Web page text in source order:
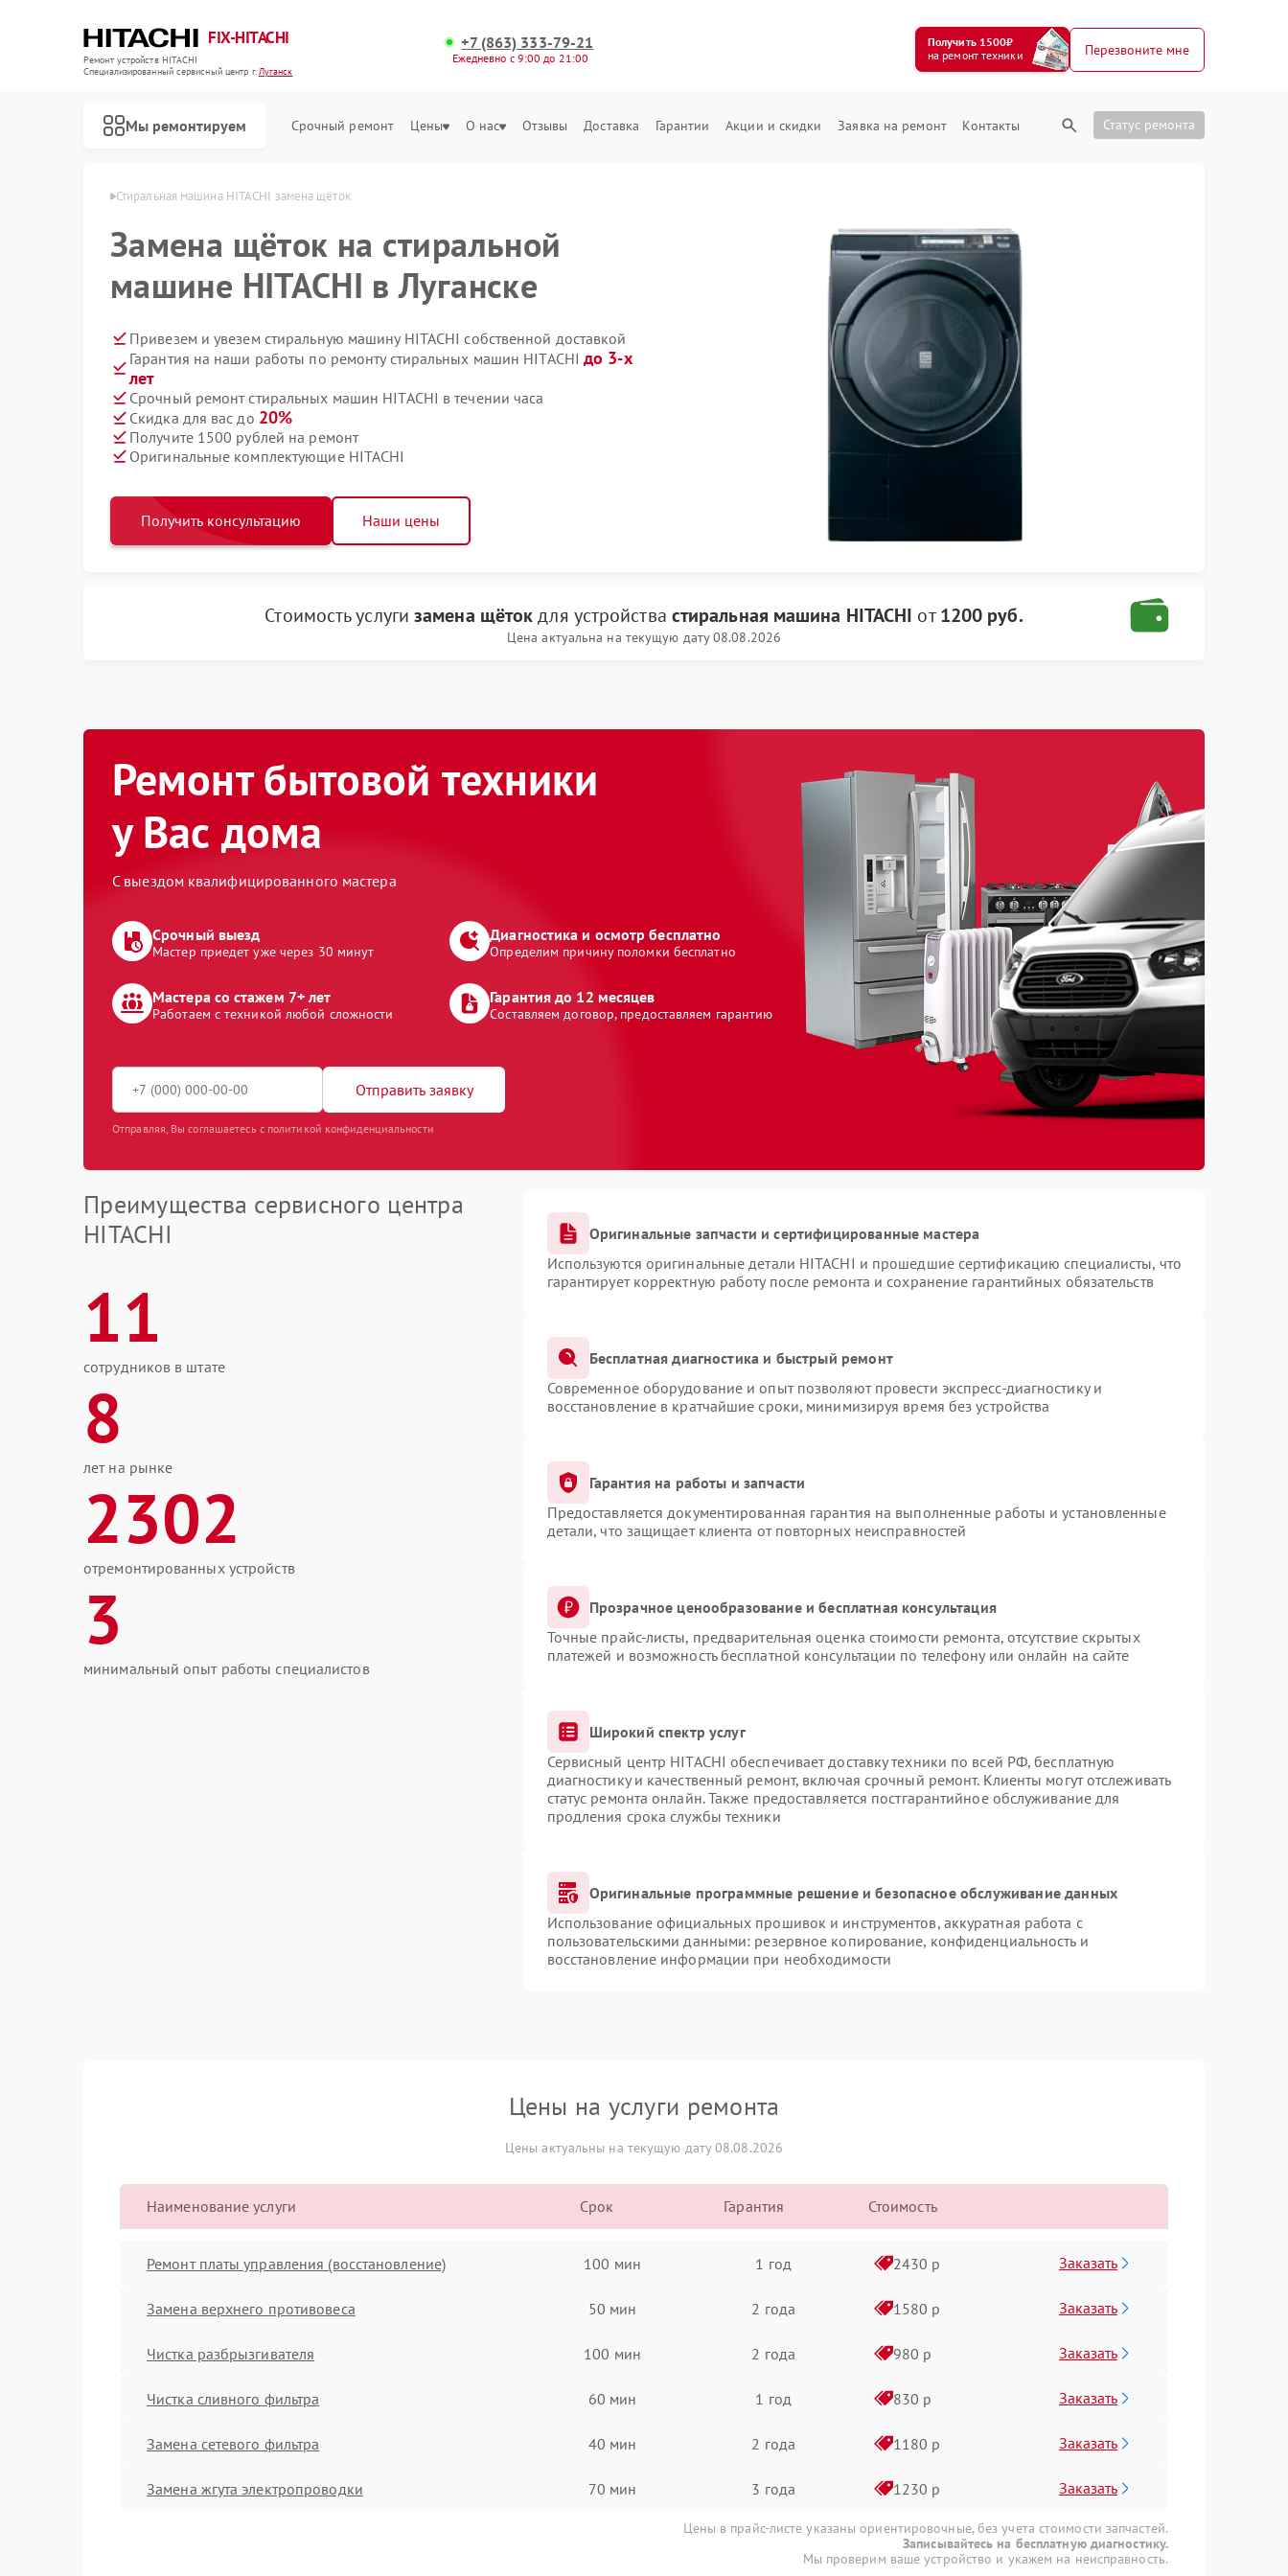
FIX-HITACHI
Ремонт устройств HITACHI
Специализированный cервисный центр г.Луганск
+7 (863) 333-79-21
Ежедневно с 9:00 до 21:00
Получить 1500₽
на ремонт техники
Перезвоните мне
Мы ремонтируем Срочный ремонт Цены О нас Отзывы Доставка Гарантии Акции и скидки Заявка на ремонт Контакты Статус ремонта
Стиральная машина HITACHI замена щёток
Замена щёток на стиральной
машине HITACHI в Луганске
Привезем и увезем стиральную машину HITACHI собственной доставкой
Гарантия на наши работы по ремонту стиральных машин HITACHI до 3-х
лет
Срочный ремонт стиральных машин HITACHI в течении часа
Скидка для вас до 20%
Получите 1500 рублей на ремонт
Оригинальные комплектующие HITACHI
Получить консультацию Наши цены
Стоимость услугизамена щётокдля устройства стиральная машина HITACHI от1200 руб.
Цена актуальна на текущую дату 08.08.2026
Ремонт бытовой техники
у Вас дома
С выездом квалифицированного мастера
Срочный выезд
Мастер приедет уже через 30 минут
Диагностика и осмотр бесплатно
Определим причину поломки бесплатно
Мастера со стажем 7+ лет
Работаем с техникой любой сложности
Гарантия до 12 месяцев
Составляем договор, предоставляем гарантию
Отправить заявку
Отправляя, Вы соглашаетесь с политикой конфиденциальности
Преимущества сервисного центра
HITACHI
11
сотрудников в штате
8
лет на рынке
2302
отремонтированных устройств
3
минимальный опыт работы специалистов
Оригинальные запчасти и сертифицированные мастера
Используются оригинальные детали HITACHI и прошедшие сертификацию специалисты, что
гарантирует корректную работу после ремонта и сохранение гарантийных обязательств
Бесплатная диагностика и быстрый ремонт
Современное оборудование и опыт позволяют провести экспресс-диагностику и
восстановление в кратчайшие сроки, минимизируя время без устройства
Гарантия на работы и запчасти
Предоставляется документированная гарантия на выполненные работы и установленные
детали, что защищает клиента от повторных неисправностей
Прозрачное ценообразование и бесплатная консультация
Точные прайс-листы, предварительная оценка стоимости ремонта, отсутствие скрытых
платежей и возможность бесплатной консультации по телефону или онлайн на сайте
Широкий спектр услуг
Сервисный центр HITACHI обеспечивает доставку техники по всей РФ, бесплатную
диагностику и качественный ремонт, включая срочный ремонт. Клиенты могут отслеживать
статус ремонта онлайн. Также предоставляется постгарантийное обслуживание для
продления срока службы техники
Оригинальные программные решение и безопасное обслуживание данных
Использование официальных прошивок и инструментов, аккуратная работа с
пользовательскими данными: резервное копирование, конфиденциальность и
восстановление информации при необходимости
Цены на услуги ремонта
Цены актуальны на текущую дату 08.08.2026
Наименование услуги Срок Гарантия Стоимость
Ремонт платы управления (восстановление) 100 мин 1 год 2430 р Заказать
Замена верхнего противовеса 50 мин 2 года 1580 р Заказать
Чистка разбрызгивателя 100 мин 2 года 980 р Заказать
Чистка сливного фильтра 60 мин 1 год 830 р Заказать
Замена сетевого фильтра 40 мин 2 года 1180 р Заказать
Замена жгута электропроводки 70 мин 3 года 1230 р Заказать
Цены в прайс-листе указаны ориентировочные, без учета стоимости запчастей.
Записывайтесь на бесплатную диагностику.
Мы проверим ваше устройство и укажем на неисправность.